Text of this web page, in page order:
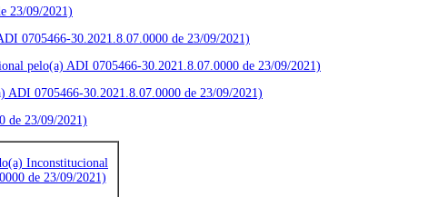
23/09/2021)
0705466-30.2021.8.07.0000 de 23/09/2021)
pelo(a) ADI 0705466-30.2021.8.07.0000 de 23/09/2021)
ADI 0705466-30.2021.8.07.0000 de 23/09/2021)
de 23/09/2021)
Inconstitucional
de 23/09/2021)